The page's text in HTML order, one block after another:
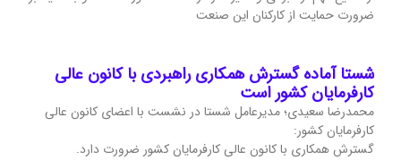
ضرورت حمایت از کارکنان این صنعت
شستا آماده گسترش همکاری راهبردی با کانون عالی
کارفرمایان کشور است
محمدرضا سعیدی؛ مدیرعامل شستا در نشست با اعضای کانون عالی
کارفرمایان کشور:
گسترش همکاری با کانون عالی کارفرمایان کشور ضرورت دارد.